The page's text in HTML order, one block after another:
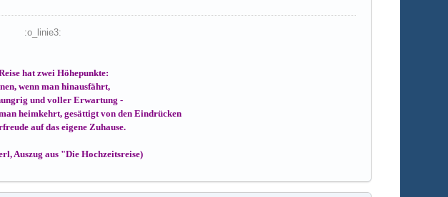
:o_linie3:
hat zwei Höhepunkte:
wenn man hinausfährt,
und voller Erwartung -
heimkehrt, gesättigt von den Eindrücken
auf das eigene Zuhause.
Auszug aus "Die Hochzeitsreise)